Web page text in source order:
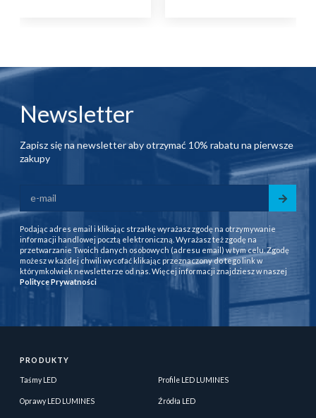
Newsletter
Zapisz się na newsletter aby otrzymać 10% rabatu na pierwsze
zakupy
Podając adres email i klikając strzałkę wyrażasz zgodę na otrzymywanie
informacji handlowej pocztą elektroniczną. Wyrażasz też zgodę na
przetwarzanie Twoich danych osobowych (adresu email) w tym celu. Zgodę
możesz w każdej chwili wycofać klikając przeznaczony do tego link w
którymkolwiek newsletterze od nas. Więcej informacji znajdziesz w naszej
Polityce Prywatności
PRODUKTY
Taśmy LED Profile LED LUMINES
Oprawy LED LUMINES Źródła LED